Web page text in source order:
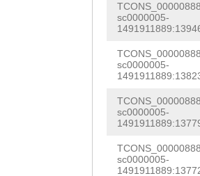
sc0000005-
sc0000005-
sc0000005-
sc0000005-